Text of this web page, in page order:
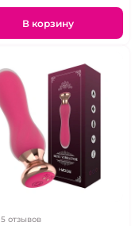
В корзину
5 отзывов